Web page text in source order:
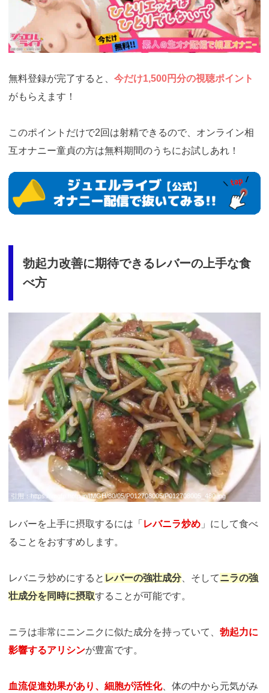
si=jwchatt&pid=MLA5661_0001&pa=lp33.php
無料登録が完了すると、 今だけ1,500円分の視聴ポイント
がもらえます！
このポイントだけで2回は射精できるので、オンライン相
互オナニー童貞の方は無料期間のうちにお試しあれ！
https://www.j-
live.tv/LiveChat/acs.php?
si=jwchatt&pid=MLA5661_0001&pa=lp33.php
勃起力改善に期待できるレバーの上手な食
べ方
引用： https://imgfp.hotp.jp/IMGH/80/05/P012708005/P012708005_480.jpg
レバーを上手に摂取するには「 レバニラ炒め 」にして食べ
ることをおすすめします。
レバニラ炒めにすると レバーの強壮成分、そしてニラの強
壮成分を同時に摂取することが可能です。
ニラは非常にニンニクに似た成分を持っていて、 勃起力に
影響するアリシンが豊富です。
血流促進効果があり、細胞が活性化、体の中から元気がみ